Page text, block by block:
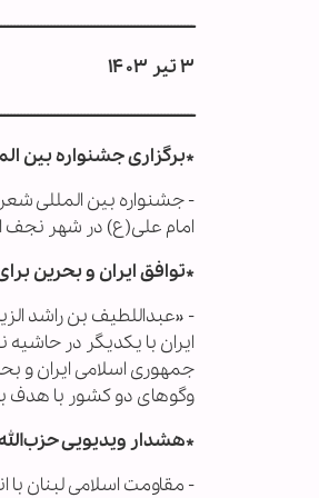
۳ تیر ۱۴۰۳
*برگزاری جشنواره بین
- جشنواره بین المللی
امام علی(ع) در شهر نجف
*توافق ایران و بحرین
- «عبداللطیف بن راشد
جمهوری اسلامی ایران و
وگوهای دو کشور با هدف
*هشدار ویدیویی
- مقاومت اسلامی لبنان